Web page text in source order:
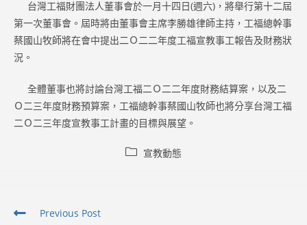
台灣工福財團法人董事會於一月十四日(週六)，將舉行第十二屆
第一次董事會。屆時將由董事會主席李勝雄律師主持，工福總幹事
蔡國山牧師將在會中提出二Ｏ二二年度工福宣教事工報告及財務狀
況。
全體董事也將討論台灣工福二Ｏ二二年度財務結算案，以及二
Ｏ二三年度財務預算案，工福總幹事蔡國山牧師也將分享台灣工福
二Ｏ二三年度宣教事工計畫的目標與展望。
Post 宣教動態
Read
Previous Post